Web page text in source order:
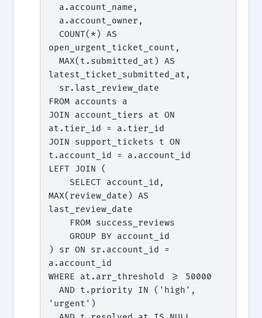
open_urgent_ticket_count,
latest_ticket_submitted_at,
FROM accounts a
JOIN account_tiers at ON
at.tier_id = a.tier_id
JOIN support_tickets t ON
t.account_id = a.account_id
LEFT JOIN (
MAX(review_date) AS
last_review_date
) sr ON sr.account_id =
a.account_id
WHERE at.arr_threshold >= 50000
'urgent')